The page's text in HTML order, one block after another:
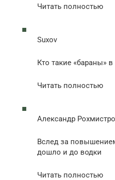
Читать полностью
Suxov
Кто такие «бараны»
Читать полностью
Александр
Вслед за
дошло и до водки
Читать полностью